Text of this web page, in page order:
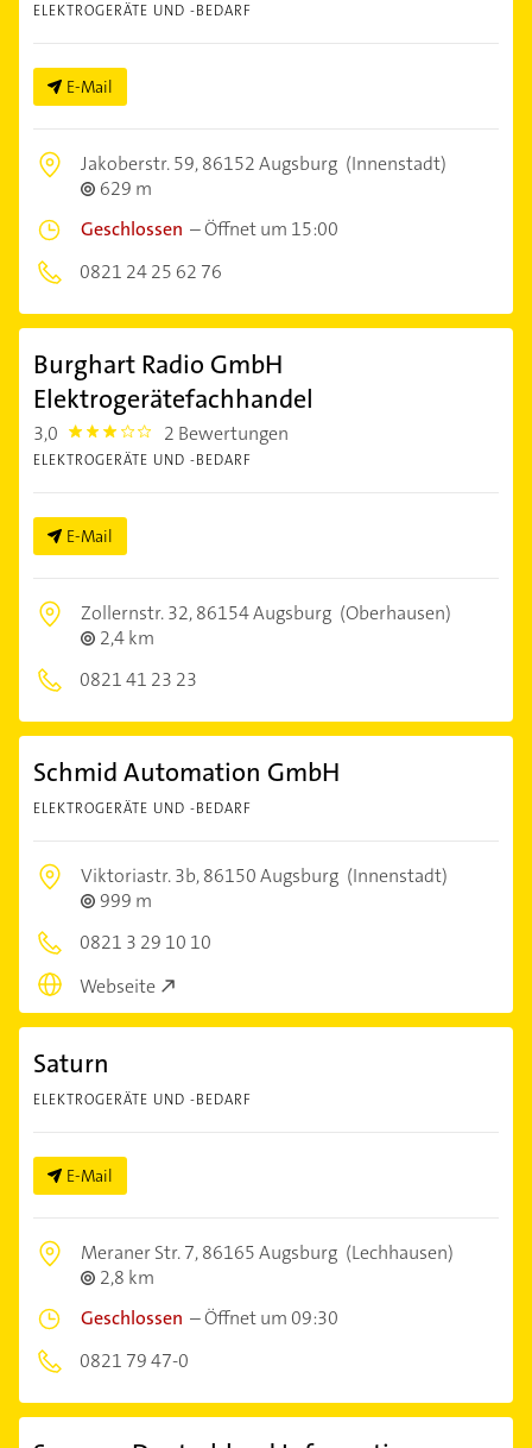
ELEKTROGERÄTE UND -BEDARF
E-Mail
Jakoberstr. 59,86152 Augsburg (Innenstadt)
629 m
Geschlossen –Öffnet um 15:00
0821 24 25 62 76
Burghart Radio GmbH
Elektrogerätefachhandel
3,0 3.0 2 Bewertungen
ELEKTROGERÄTE UND -BEDARF
E-Mail
Zollernstr. 32,86154 Augsburg (Oberhausen)
2,4 km
0821 41 23 23
Schmid Automation GmbH
ELEKTROGERÄTE UND -BEDARF
Viktoriastr. 3b,86150 Augsburg (Innenstadt)
999 m
0821 3 29 10 10
Webseite
Saturn
ELEKTROGERÄTE UND -BEDARF
E-Mail
Meraner Str. 7,86165 Augsburg (Lechhausen)
2,8 km
Geschlossen –Öffnet um 09:30
0821 79 47-0